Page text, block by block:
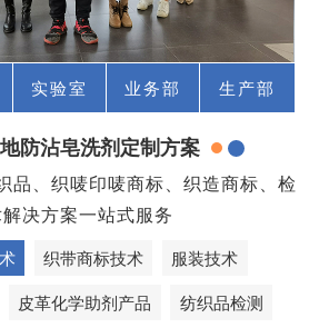
实验室 业务部 生产部
防沾皂洗剂定制方案
品、织唛印唛商标、织造商标、检
决方案一站式服务
织带商标技术 服装技术
皮革化学助剂产品 纺织品检测